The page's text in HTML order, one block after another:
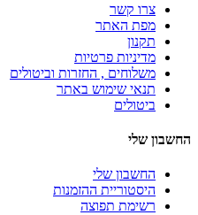
צרו קשר
מפת האתר
תקנון
מדיניות פרטיות
משלוחים , החזרות וביטולים
תנאי שימוש באתר
ביטולים
החשבון שלי
החשבון שלי
היסטוריית ההזמנות
רשימת תפוצה